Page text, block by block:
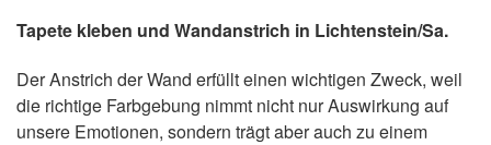
Tapete kleben und Wandanstrich in Lichtenstein/Sa.
Der Anstrich der Wand erfüllt einen wichtigen Zweck, weil
die richtige Farbgebung nimmt nicht nur Auswirkung auf
unsere Emotionen, sondern trägt aber auch zu einem